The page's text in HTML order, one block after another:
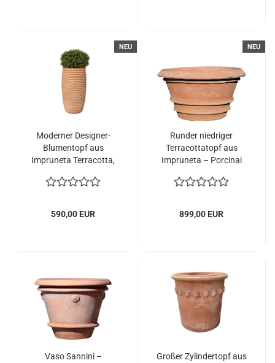
NEU
Moderner Designer-
Blumentopf aus
Impruneta Terracotta,
handgefertigt
590,00 EUR
NEU
Runder niedriger
Terracottatopf aus
Impruneta – Porcinai
899,00 EUR
Vaso Sannini –
Großer Zylindertopf aus